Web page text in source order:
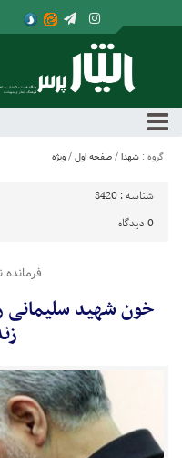
گروه : شهدا / صفحه اول / ویژه
شناسه : 8420
0 دیدگاه
خون شهید سلیمانی